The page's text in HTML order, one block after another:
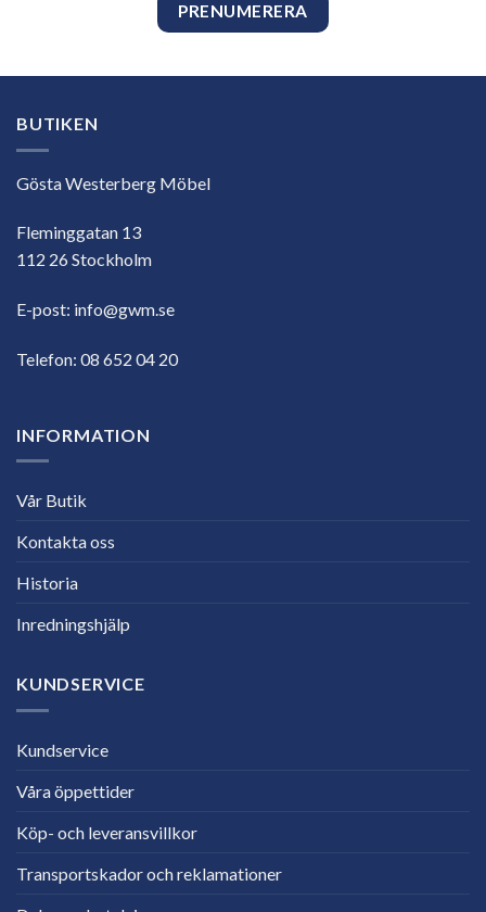
BUTIKEN
Gösta Westerberg Möbel
Fleminggatan 13
112 26 Stockholm
E-post: info@gwm.se
Telefon: 08 652 04 20
INFORMATION
Vår Butik
Kontakta oss
Historia
Inredningshjälp
KUNDSERVICE
Kundservice
Våra öppettider
Köp- och leveransvillkor
Transportskador och reklamationer